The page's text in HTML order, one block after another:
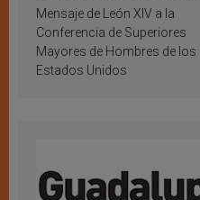
inspiración y santificación
Mensaje de León XIV a la
Conferencia de Superiores
Mayores de Hombres de los
Estados Unidos